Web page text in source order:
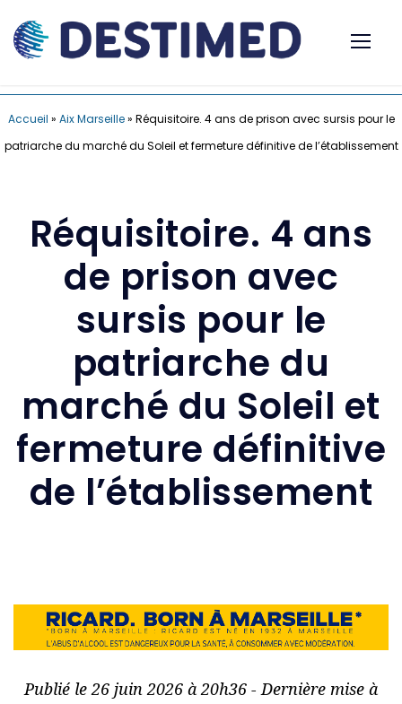
Accueil » Aix Marseille» Réquisitoire. 4 ans de prison avec sursis pour le
patriarche du marché du Soleil et fermeture définitive de l’établissement
Réquisitoire. 4 ans
de prison avec
sursis pour le
patriarche du
marché du Soleil et
fermeture définitive
de l’établissement
Publié le 26 juin 2026 à 20h36 - Dernière mise à